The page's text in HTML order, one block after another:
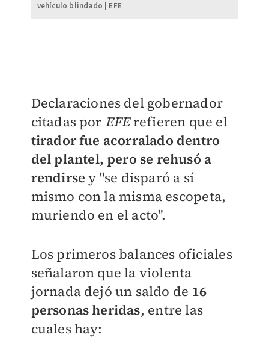
vehículo blindado | EFE
Declaraciones del gobernador
citadas por EFErefieren que el
tirador fue acorralado dentro
del plantel, pero se rehusó a
rendirse y "se disparó a sí
mismo con la misma escopeta,
muriendo en el acto".
Los primeros balances oficiales
señalaron que la violenta
jornada dejó un saldo de 16
personas heridas, entre las
cuales hay: